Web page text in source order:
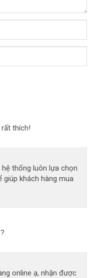
thích!
thống luôn lựa chọn
khách hàng mua
online ạ, nhận được